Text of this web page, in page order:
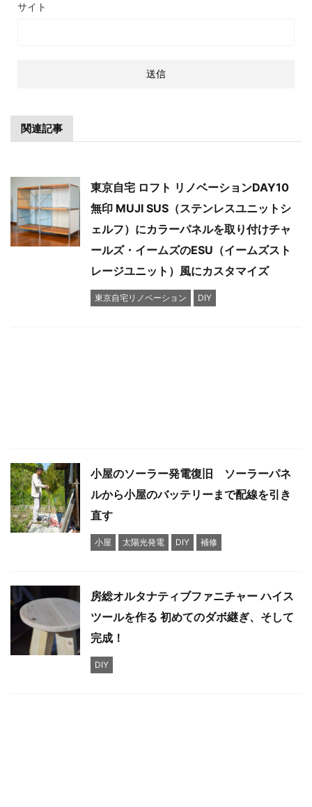
サイト
関連記事
東京自宅 ロフト リノベーションDAY10
無印 MUJI SUS（ステンレスユニットシ
ェルフ）にカラーパネルを取り付けチャ
ールズ・イームズのESU（イームズスト
レージユニット）風にカスタマイズ
東京自宅リノベーション DIY
小屋のソーラー発電復旧 ソーラーパネ
ルから小屋のバッテリーまで配線を引き
直す
小屋 太陽光発電 DIY 補修
房総オルタナティブファニチャー ハイス
ツールを作る 初めてのダボ継ぎ、そして
完成！
DIY